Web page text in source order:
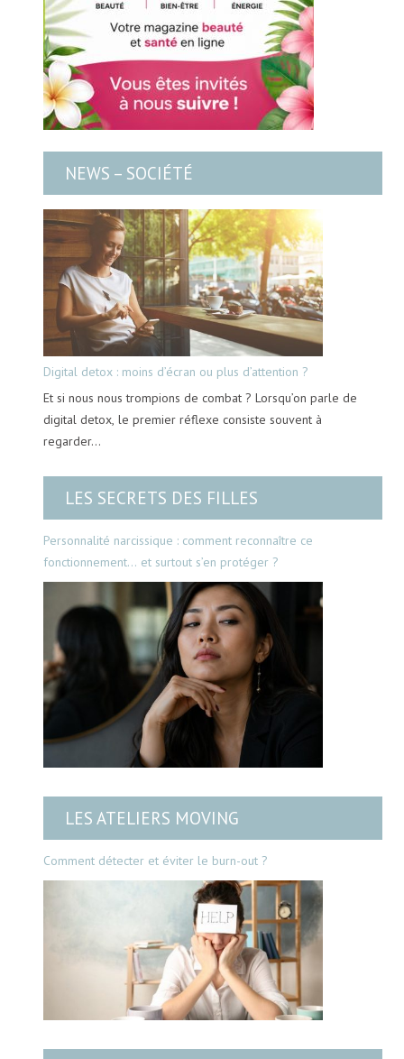
NEWS – SOCIÉTÉ
Digital detox : moins d’écran ou plus d’attention ?
Et si nous nous trompions de combat ? Lorsqu’on parle de
digital detox, le premier réflexe consiste souvent à
regarder…
LES SECRETS DES FILLES
Personnalité narcissique : comment reconnaître ce
fonctionnement… et surtout s’en protéger ?
LES ATELIERS MOVING
Comment détecter et éviter le burn-out ?